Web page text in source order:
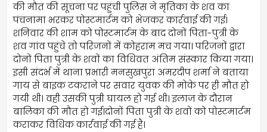
की मौत की सूचना पर पहुंची पुलिस ने मृतिका के शव का
पंचनामा भरकर पोस्टमार्टम को भेजकर कार्रवाई की गई।
शनिवार की शाम को पोस्टमार्टम के बाद दोनों पिता-पुत्री के
शव गांव पहुंचे तो परिजनों में कोहराम मच गया। परिजनों द्वारा
दोनों पिता पुत्री के शवों का विधिवत अंतिम संस्कार किया गया।
इसी संदर्भ में थाना प्रभारी मनसुखपुरा अमरदीप शर्मा ने बताया
गाय से बाइक टकराने पर सवार युवक की मोके पर ही मौत हो
गयी थी। वही उसकी पुत्री घायल हो गई थी। इलाज के दौरान
बालिका की मौत हो गई।दोनों पिता पुत्री के शवों को पोस्टमार्टम
कराकर विधिक कार्रवाई की गई है।